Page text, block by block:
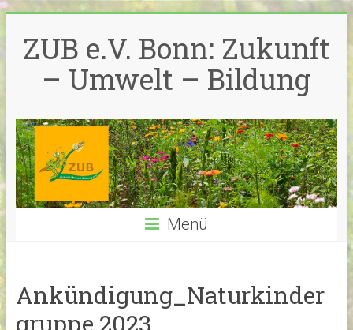
Inhalt
springen
ZUB e.V. Bonn: Zukunft
– Umwelt – Bildung
Menü
Ankündigung_Naturkinder
gruppe 2023